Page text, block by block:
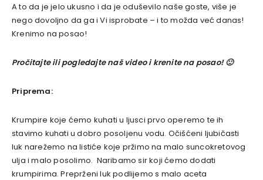
A to da je jelo ukusno i da je oduševilo naše goste, više je
nego dovoljno da ga i Vi isprobate – i to možda već danas!
Krenimo na posao!
Pročitajte ili pogledajte naš video i krenite na posao! 🙂
Priprema:
Krumpire koje ćemo kuhati u ljusci prvo operemo te ih
stavimo kuhati u dobro posoljenu vodu. Očišćeni ljubičasti
luk narežemo na listiće koje pržimo na malo suncokretovog
ulja i malo posolimo. Naribamo sir koji ćemo dodati
krumpirima. Preprženi luk podlijemo s malo aceta